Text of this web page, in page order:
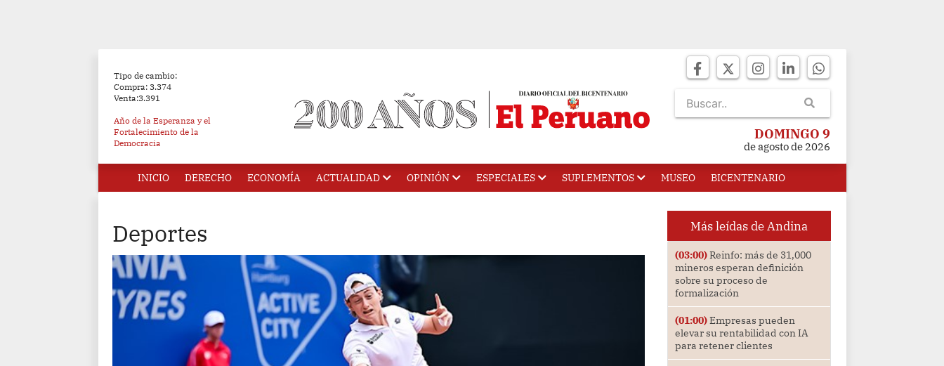
Tipo de cambio:
Compra: 3.374
Venta:3.391
Año de la Esperanza y el
Fortalecimiento de la
Democracia
DOMINGO 9
de agosto de 2026
INICIO DERECHO ECONOMÍA ACTUALIDAD OPINIÓN ESPECIALES SUPLEMENTOS MUSEO BICENTENARIO
Deportes Más leídas de Andina
(03:00)Reinfo: más de 31,000
mineros esperan definición
sobre su proceso de
formalización
(01:00)Empresas pueden
elevar su rentabilidad con IA
para retener clientes